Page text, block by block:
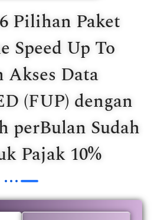
Pilihan Paket
Speed Up To
Akses Data
(FUP) dengan
perBulan Sudah
Pajak 10%